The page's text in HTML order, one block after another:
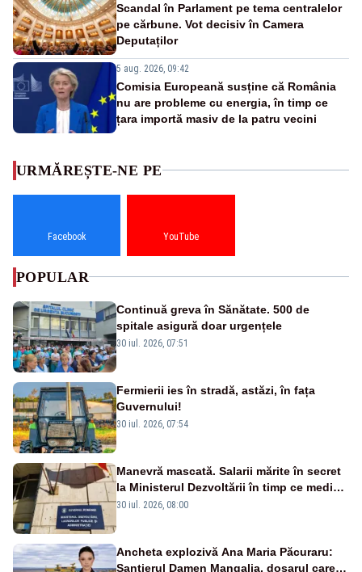
Scandal în Parlament pe tema centralelor
pe cărbune. Vot decisiv în Camera
Deputaților
5 aug. 2026, 09:42
Comisia Europeană susține că România
nu are probleme cu energia, în timp ce
țara importă masiv de la patru vecini
URMĂREȘTE-NE PE
Facebook YouTube
POPULAR
Continuă greva în Sănătate. 500 de
spitale asigură doar urgențele
30 iul. 2026, 07:51
Fermierii ies în stradă, astăzi, în fața
Guvernului!
30 iul. 2026, 07:54
Manevră mascată. Salarii mărite în secret
la Ministerul Dezvoltării în timp ce medicii
ies în stradă
30 iul. 2026, 08:00
Ancheta explozivă Ana Maria Păcuraru:
Șantierul Damen Mangalia, dosarul care